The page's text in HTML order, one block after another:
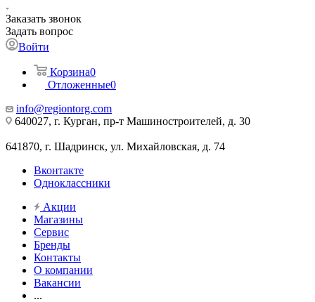
Заказать звонок
Задать вопрос
Войти
Корзина0
Отложенные0
info@regiontorg.com
640027, г. Курган, пр-т Машиностроителей, д. 30
641870, г. Шадринск, ул. Михайловская, д. 74
Вконтакте
Одноклассники
Акции
Магазины
Сервис
Бренды
Контакты
О компании
Вакансии
...